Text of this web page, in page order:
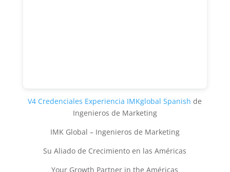
V4 Credenciales Experiencia IMKglobal Spanish de
Ingenieros de Marketing
IMK Global – Ingenieros de Marketing
Su Aliado de Crecimiento en las Américas
Your Growth Partner in the Américas